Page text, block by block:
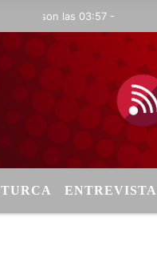
son las 03:57 -